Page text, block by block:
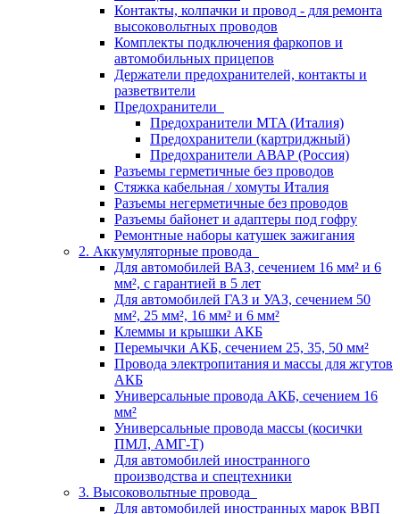
Контакты, колпачки и провод - для ремонта
высоковольтных проводов
Комплекты подключения фаркопов и
автомобильных прицепов
Держатели предохранителей, контакты и
разветвители
Предохранители
Предохранители MTA (Италия)
Предохранители (картриджный)
Предохранители АВАР (Россия)
Разъемы герметичные без проводов
Стяжка кабельная / хомуты Италия
Разъемы негерметичные без проводов
Разъемы байонет и адаптеры под гофру
Ремонтные наборы катушек зажигания
2. Аккумуляторные провода
Для автомобилей ВАЗ, сечением 16 мм² и 6
мм², с гарантией в 5 лет
Для автомобилей ГАЗ и УАЗ, сечением 50
мм², 25 мм², 16 мм² и 6 мм²
Клеммы и крышки АКБ
Перемычки АКБ, сечением 25, 35, 50 мм²
Провода электропитания и массы для жгутов
АКБ
Универсальные провода АКБ, сечением 16
мм²
Универсальные провода массы (косички
ПМЛ, АМГ-Т)
Для автомобилей иностранного
производства и спецтехники
3. Высоковольтные провода
Для автомобилей иностранных марок ВВП